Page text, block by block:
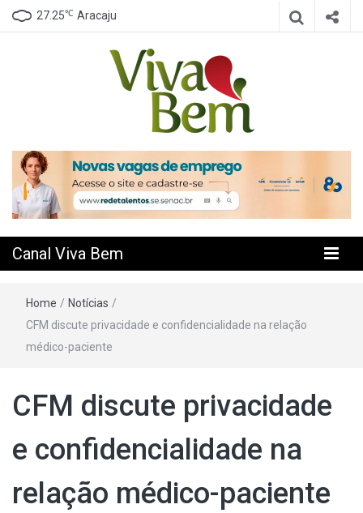
27.25℃ Aracaju
Canal Viva
Bem
Canal Viva Bem
Home / Notícias /
CFM discute privacidade e confidencialidade na relação
médico-paciente
CFM discute privacidade
e confidencialidade na
relação médico-paciente